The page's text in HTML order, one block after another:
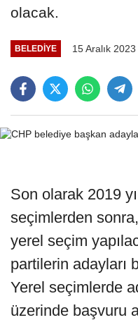
olacak.
BELEDIYE 15 Aralık
Son olarak 2019
seçimlerden
yerel seçim
partilerin adayları
Yerel seçimlerde
üzerinde başvuru